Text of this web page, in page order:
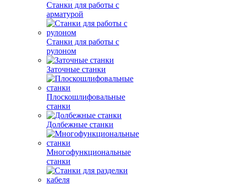
Станки для работы с
арматурой
Станки для работы с
рулоном
Заточные станки
Плоскошлифовальные
станки
Долбежные станки
Многофункциональные
станки